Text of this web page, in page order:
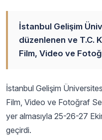
İstanbul Gelişim
düzenlenen ve T.C.
Film, Video ve
İstanbul Gelişim
Film, Video ve Fotoğraf
yer almasıyla 25-26-27
geçirdi.